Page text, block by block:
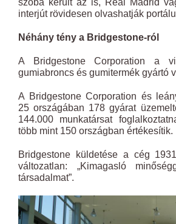
szóba került az is, Real Madrid
interjút rövidesen olvashatják
Néhány tény a Bridgestone-ról
A Bridgestone Corporation a
gumiabroncs és gumitermék gyártó
A Bridgestone Corporation és
25 országában 178 gyárat
144.000 munkatársat
több mint 150 országban értékesítik.
Bridgestone küldetése a cég
változatlan: „Kimagasló
társadalmat”.